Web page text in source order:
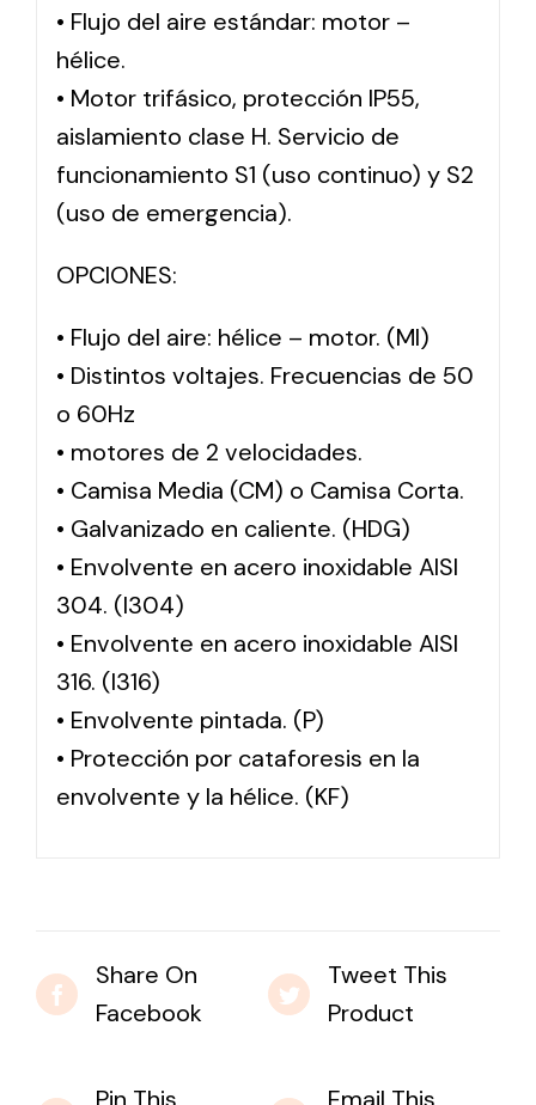
• Flujo del aire estándar: motor –
hélice.
• Motor trifásico, protección IP55,
aislamiento clase H. Servicio de
funcionamiento S1 (uso continuo) y S2
(uso de emergencia).
OPCIONES:
• Flujo del aire: hélice – motor. (MI)
• Distintos voltajes. Frecuencias de 50
o 60Hz
• motores de 2 velocidades.
• Camisa Media (CM) o Camisa Corta.
• Galvanizado en caliente. (HDG)
• Envolvente en acero inoxidable AISI
304. (I304)
• Envolvente en acero inoxidable AISI
316. (I316)
• Envolvente pintada. (P)
• Protección por cataforesis en la
envolvente y la hélice. (KF)
Share On
Facebook
Tweet This
Product